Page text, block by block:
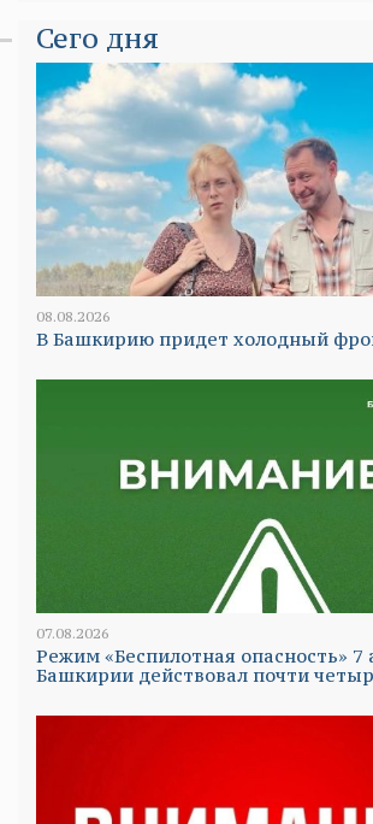
Сего дня
08.08.2026
В Башкирию придет холодный
07.08.2026
Режим «Беспилотная опасность» 7
Башкирии действовал почти